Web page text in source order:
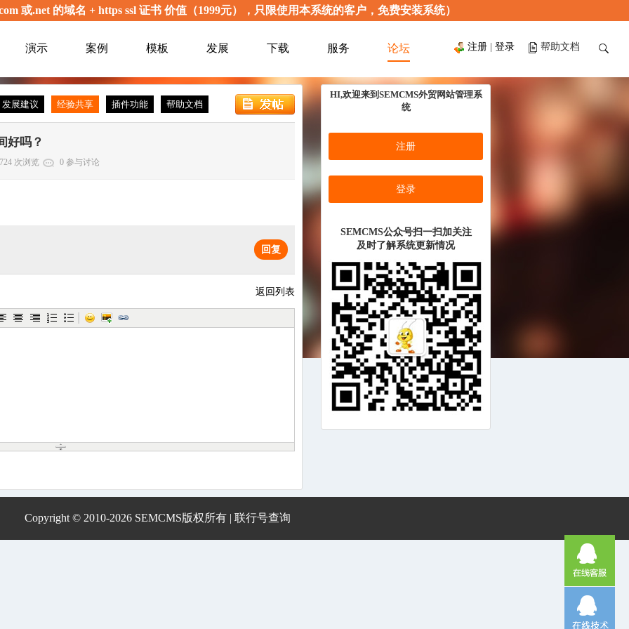
或.net 的域名 + https ssl 证书 价值（1999元），只限使用本系统的客户，免费安装系统）
演示 案例 模板 发展 下载 服务 论坛 注册 |登录 帮助文档
发展建议 经验共享 插件功能 帮助文档
好吗？
次浏览 0 参与讨论
回复
返回列表
HI,欢迎来到SEMCMS外贸网站管理系
统
注册
登录
SEMCMS公众号扫一扫加关注
及时了解系统更新情况
Copyright © 2010-2026 SEMCMS版权所有 | 联行号查询